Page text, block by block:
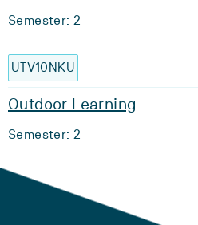
Semester: 2
UTV10NKU
Outdoor Learning
Semester: 2